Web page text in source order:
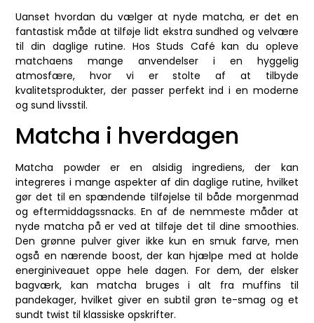
Uanset hvordan du vælger at nyde matcha, er det en
fantastisk måde at tilføje lidt ekstra sundhed og velvære
til din daglige rutine. Hos Studs Café kan du opleve
matchaens mange anvendelser i en hyggelig
atmosfære, hvor vi er stolte af at tilbyde
kvalitetsprodukter, der passer perfekt ind i en moderne
og sund livsstil.
Matcha i hverdagen
Matcha powder er en alsidig ingrediens, der kan
integreres i mange aspekter af din daglige rutine, hvilket
gør det til en spændende tilføjelse til både morgenmad
og eftermiddagssnacks. En af de nemmeste måder at
nyde matcha på er ved at tilføje det til dine smoothies.
Den grønne pulver giver ikke kun en smuk farve, men
også en nærende boost, der kan hjælpe med at holde
energiniveauet oppe hele dagen. For dem, der elsker
bagværk, kan matcha bruges i alt fra muffins til
pandekager, hvilket giver en subtil grøn te-smag og et
sundt twist til klassiske opskrifter.